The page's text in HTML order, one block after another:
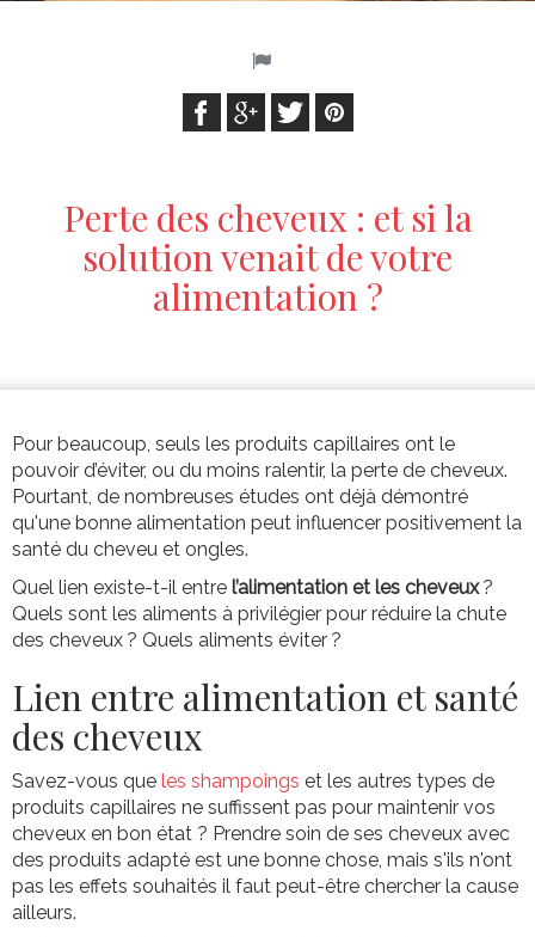
Perte des cheveux : et si la
solution venait de votre
alimentation ?
Pour beaucoup, seuls les produits capillaires ont le
pouvoir d’éviter, ou du moins ralentir, la perte de cheveux.
Pourtant, de nombreuses études ont déjà démontré
qu'une bonne alimentation peut influencer positivement la
santé du cheveu et ongles.
Quel lien existe-t-il entre l’alimentation et les cheveux?
Quels sont les aliments à privilégier pour réduire la chute
des cheveux ? Quels aliments éviter ?
Lien entre alimentation et santé
des cheveux
Savez-vous que les shampoings et les autres types de
produits capillaires ne suffissent pas pour maintenir vos
cheveux en bon état ? Prendre soin de ses cheveux avec
des produits adapté est une bonne chose, mais s'ils n'ont
pas les effets souhaités il faut peut-être chercher la cause
ailleurs.